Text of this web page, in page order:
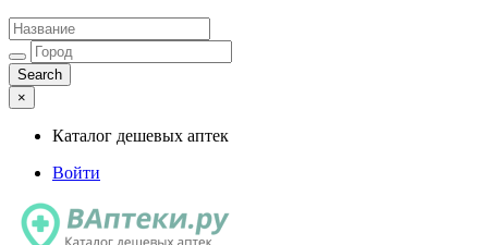
×
Каталог дешевых аптек
Войти